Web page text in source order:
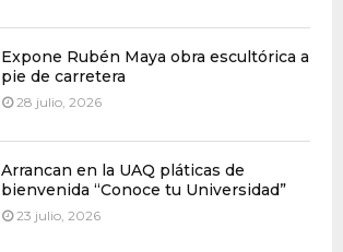
Expone Rubén Maya obra escultórica a
pie de carretera
28 julio, 2026
Arrancan en la UAQ pláticas de
bienvenida “Conoce tu Universidad”
23 julio, 2026